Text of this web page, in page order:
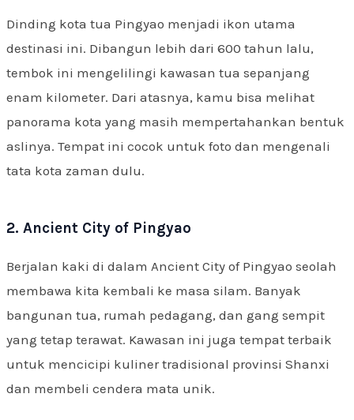
Dinding kota tua Pingyao menjadi ikon utama
destinasi ini. Dibangun lebih dari 600 tahun lalu,
tembok ini mengelilingi kawasan tua sepanjang
enam kilometer. Dari atasnya, kamu bisa melihat
panorama kota yang masih mempertahankan bentuk
aslinya. Tempat ini cocok untuk foto dan mengenali
tata kota zaman dulu.
2. Ancient City of Pingyao
Berjalan kaki di dalam Ancient City of Pingyao seolah
membawa kita kembali ke masa silam. Banyak
bangunan tua, rumah pedagang, dan gang sempit
yang tetap terawat. Kawasan ini juga tempat terbaik
untuk mencicipi kuliner tradisional provinsi Shanxi
dan membeli cendera mata unik.